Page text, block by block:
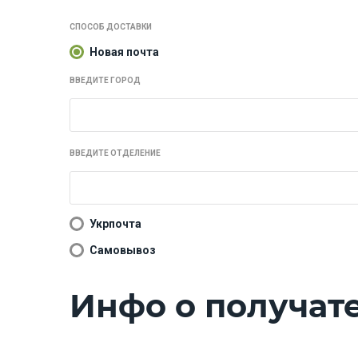
СПОСОБ ДОСТАВКИ
Новая почта
ВВЕДИТЕ ГОРОД
ВВЕДИТЕ ОТДЕЛЕНИЕ
Укрпочта
Самовывоз
Инфо о